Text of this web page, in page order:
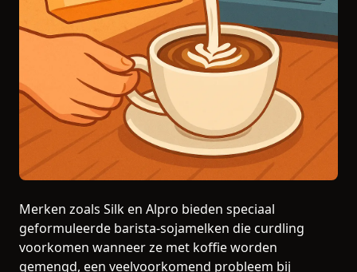
Merken zoals Silk en Alpro bieden speciaal
geformuleerde barista-sojamelken die curdling
voorkomen wanneer ze met koffie worden
gemengd, een veelvoorkomend probleem bij